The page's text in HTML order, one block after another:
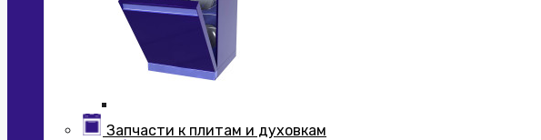
Запчасти к плитам и духовкам